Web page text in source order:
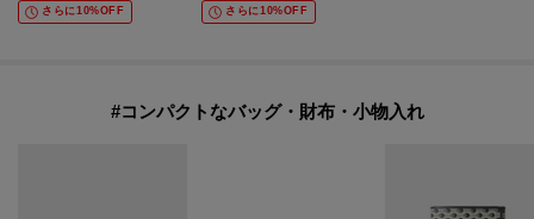
さらに10%OFF さらに10%OFF
#コンパクトなバッグ・財布・小物入れ